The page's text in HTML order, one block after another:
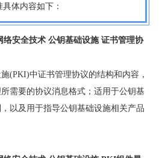
具体内容如下：
络安全技术 公钥基础设施 证书管理协
(PKI)中证书管理协议的结构和内容 ，
需要的协议消息格式 ；适用于公钥基
， 以及用于指导公钥基础设施相关产品